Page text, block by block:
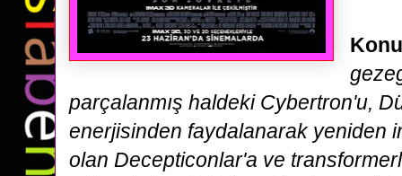
parçalanmış haldeki Cybertron'u,
enerjisinden faydalanarak yeniden
olan Decepticonlar'a ve